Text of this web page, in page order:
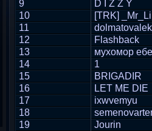
9
D I Z Z Y
10
[TRK]
11
12
Flashback
13
мухомор
14
1
15
BRIGADIR
16
LET ME DIE
17
ixwvemyu
18
19
Jourin